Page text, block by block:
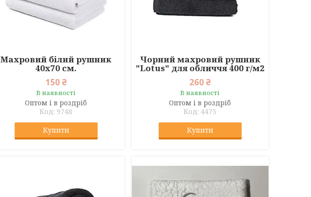
Махровий білий рушник
40x70 см.
150 ₴
В наявності
Оптом і в роздріб
9748
Купити
Чорний махровий рушник
"Lotus" для обличчя 400 г/м2
260 ₴
В наявності
Оптом і в роздріб
4475
Купити